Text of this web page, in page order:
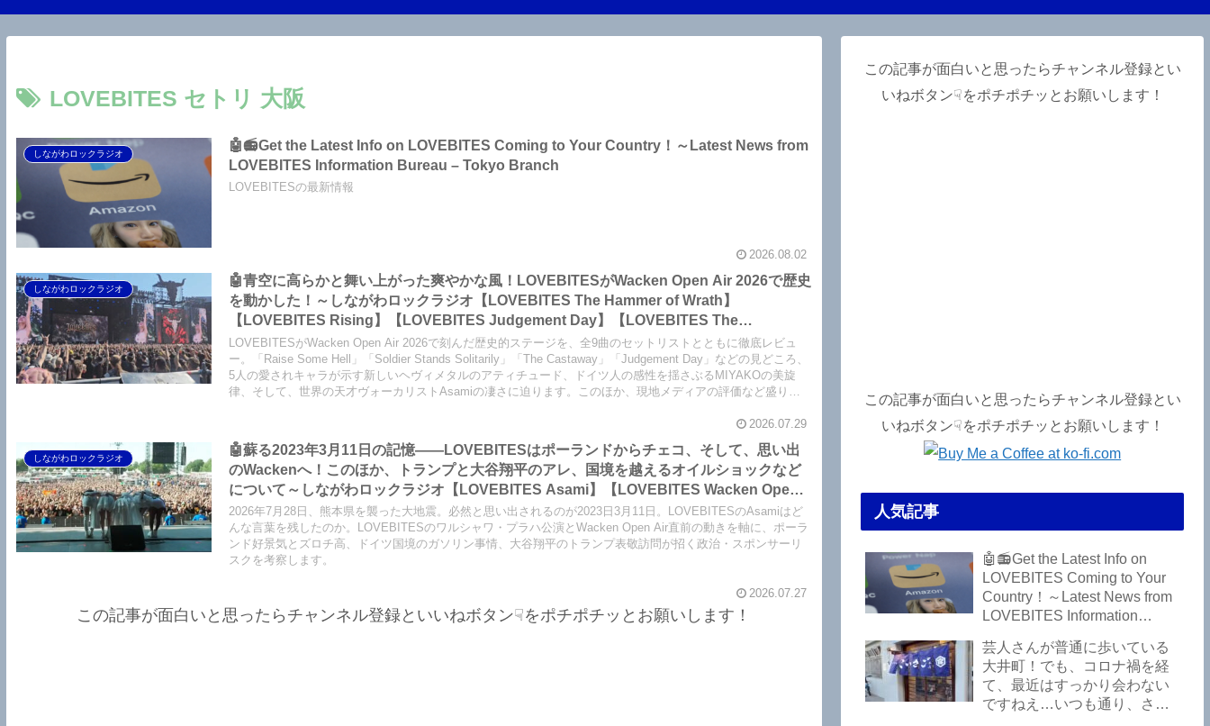
LOVEBITES セトリ 大阪
しながわロックラジオ
🤖📻Get the Latest Info on LOVEBITES Coming to Your Country！～Latest News from
LOVEBITES Information Bureau – Tokyo Branch
LOVEBITESの最新情報
2026.08.02
しながわロックラジオ
🤖青空に高らかと舞い上がった爽やかな風！LOVEBITESがWacken Open Air 2026で歴史
を動かした！～しながわロックラジオ【LOVEBITES The Hammer of Wrath】
【LOVEBITES Rising】【LOVEBITES Judgement Day】【LOVEBITES The
Castaway】【LOVEBITES Raise Some Hell】【LOVEBITES Soldier Stands
Solitarily】【LOVEBITES When Destinies Align】【LOVEBITES M.D.O.】
【LOVEBITES Holy War】
LOVEBITESがWacken Open Air 2026で刻んだ歴史的ステージを、全9曲のセットリストとともに徹底レビュ
ー。「Raise Some Hell」「Soldier Stands Solitarily」「The Castaway」「Judgement Day」などの見どころ、
5人の愛されキャラが示す新しいヘヴィメタルのアティチュード、ドイツ人の感性を揺さぶるMIYAKOの美旋
律、そして、世界の天才ヴォーカリストAsamiの凄さに迫ります。このほか、現地メディアの評価など盛りだ
2026.07.29
しながわロックラジオ
🤖蘇る2023年3月11日の記憶――LOVEBITESはポーランドからチェコ、そして、思い出
のWackenへ！このほか、トランプと大谷翔平のアレ、国境を越えるオイルショックなど
について～しながわロックラジオ【LOVEBITES Asami】【LOVEBITES Wacken Open
Air】【LOVEBITES The Castaway】【LOVEBITES One Will Remain】【LOVEBITES
We The United】【LOVEBITES Nameless Warrior】【James Last Vibrations】
2026年7月28日、熊本県を襲った大地震。必然と思い出されるのが2023日3月11日。LOVEBITESのAsamiはど
んな言葉を残したのか。LOVEBITESのワルシャワ・プラハ公演とWacken Open Air直前の動きを軸に、ポーラ
ンド好景気とズロチ高、ドイツ国境のガソリン事情、大谷翔平のトランプ表敬訪問が招く政治・スポンサーリ
スクを考察します。
2026.07.27
この記事が面白いと思ったらチャンネル登録といいねボタン☟をポチポチッとお願いします！
この記事が面白いと思ったらチャンネル登録とい
いねボタン☟をポチポチッとお願いします！
この記事が面白いと思ったらチャンネル登録とい
いねボタン☟をポチポチッとお願いします！
人気記事
🤖📻Get the Latest Info on
LOVEBITES Coming to Your
Country！～Latest News from
LOVEBITES Information
芸人さんが普通に歩いている
大井町！でも、コロナ禍を経
て、最近はすっかり会わない
ですねえ…いつも通り、さぼ